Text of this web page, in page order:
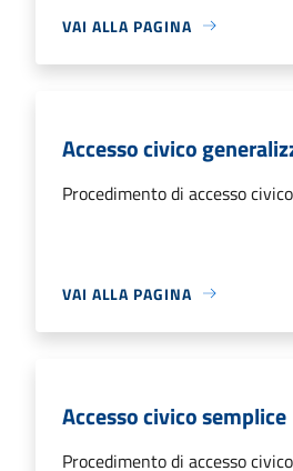
VAI ALLA PAGINA
Accesso civico
Procedimento di accesso
VAI ALLA PAGINA
Accesso civico semplice
Procedimento di accesso